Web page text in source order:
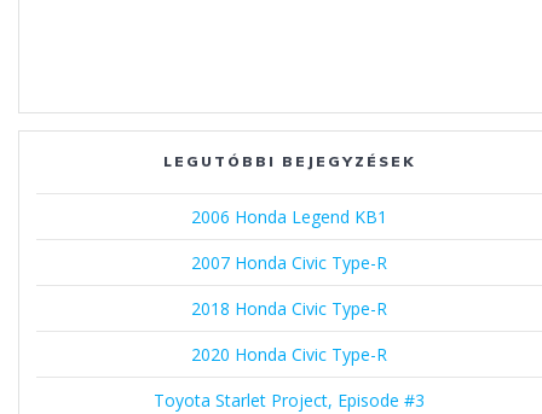
LEGUTÓBBI BEJEGYZÉSEK
2006 Honda Legend KB1
2007 Honda Civic Type-R
2018 Honda Civic Type-R
2020 Honda Civic Type-R
Toyota Starlet Project, Episode #3